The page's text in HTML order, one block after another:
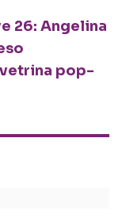
26: Angelina
pop-